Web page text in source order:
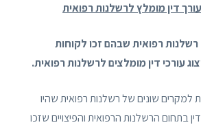
דין מומלץ לרשלנות רפואית
רפואית שבהם זכו לקוחות
עורכי דין מומלצים לרשלנות רפואית.
למקרים שונים של רשלנות רפואית שהיו
בתחום הרשלנות הרפואית והפיצויים שזכו